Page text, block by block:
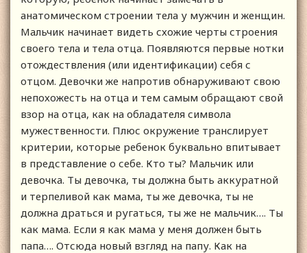
анатомическом строении тела у мужчин и женщин.
Мальчик начинает видеть схожие черты строения
своего тела и тела отца. Появляются первые нотки
отождествления (или идентификации) себя с
отцом. Девочки же напротив обнаруживают свою
непохожесть на отца и тем самым обращают свой
взор на отца, как на обладателя символа
мужественности. Плюс окружение транслирует
критерии, которые ребенок буквально впитывает
в представление о себе. Кто ты? Мальчик или
девочка. Ты девочка, ты должна быть аккуратной
и терпеливой как мама, ты же девочка, ты не
должна драться и ругаться, ты же не мальчик…. Ты
как мама. Если я как мама у меня должен быть
папа…. Отсюда новый взгляд на папу. Как на